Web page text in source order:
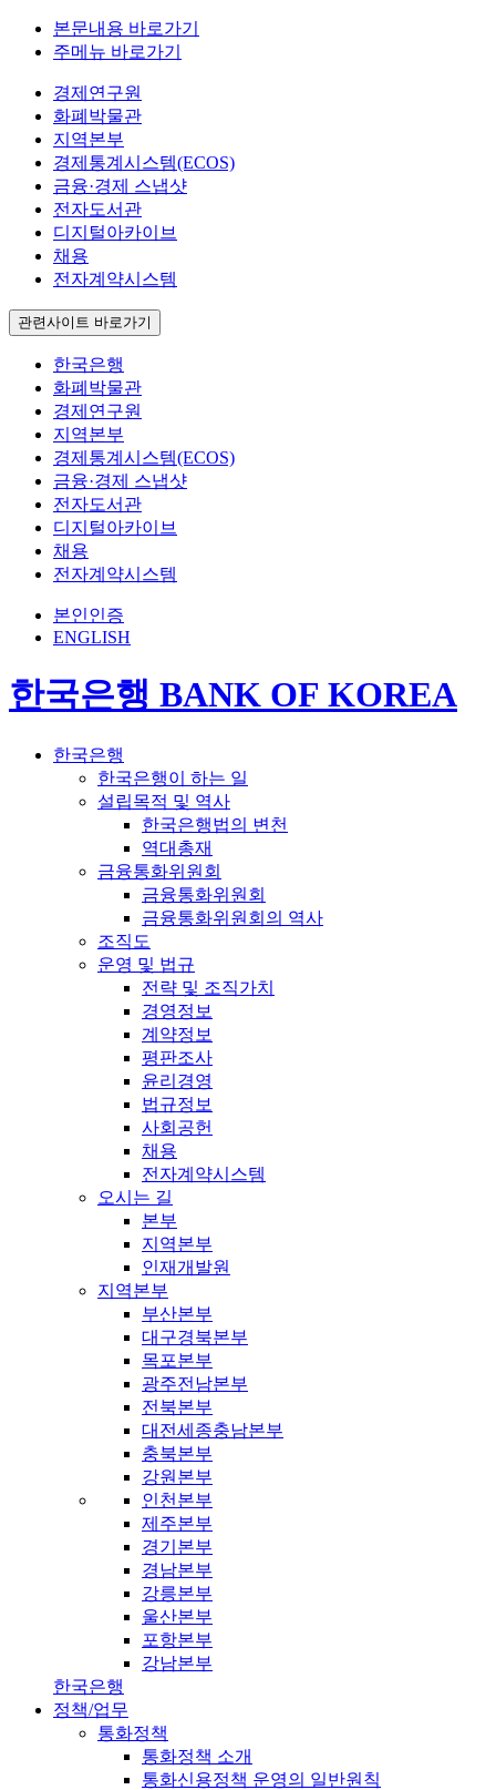
본문내용 바로가기
주메뉴 바로가기
경제연구원
화폐박물관
지역본부
경제통계시스템(ECOS)
금융·경제 스냅샷
전자도서관
디지털아카이브
채용
전자계약시스템
관련사이트 바로가기
한국은행
화폐박물관
경제연구원
지역본부
경제통계시스템(ECOS)
금융·경제 스냅샷
전자도서관
디지털아카이브
채용
전자계약시스템
본인인증
ENGLISH
한국은행 BANK OF KOREA
한국은행
한국은행이 하는 일
설립목적 및 역사
한국은행법의 변천
역대총재
금융통화위원회
금융통화위원회
금융통화위원회의 역사
조직도
운영 및 법규
전략 및 조직가치
경영정보
계약정보
평판조사
윤리경영
법규정보
사회공헌
채용
전자계약시스템
오시는 길
본부
지역본부
인재개발원
지역본부
부산본부
대구경북본부
목포본부
광주전남본부
전북본부
대전세종충남본부
충북본부
강원본부
인천본부
제주본부
경기본부
경남본부
강릉본부
울산본부
포항본부
강남본부
한국은행
정책/업무
통화정책
통화정책 소개
통화신용정책 운영의 일반원칙